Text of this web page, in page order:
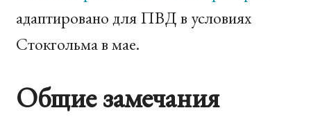
адаптировано для ПВД в условиях
Стокгольма в мае.
Общие замечания